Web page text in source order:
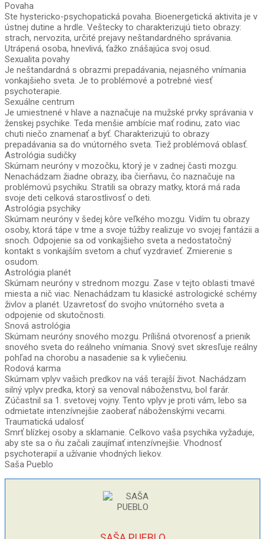
Povaha
Ste hystericko-psychopatická povaha. Bioenergetická aktivita je v
ústnej dutine a hrdle. Veštecky to charakterizujú tieto obrazy:
strach, nervozita, určité prejavy neštandardného správania.
Utrápená osoba, hnevlivá, ťažko znášajúca svoj osud.
Sexualita povahy
Je neštandardná s obrazmi prepadávania, nejasného vnímania
vonkajšieho sveta. Je to problémové a potrebné viesť
psychoterapie.
Sexuálne centrum
Je umiestnené v hlave a naznačuje na mužské prvky správania v
ženskej psychike. Teda menšie ambície mať rodinu, zato viac
chuti niečo znamenať a byť. Charakterizujú to obrazy
prepadávania sa do vnútorného sveta. Tiež problémová oblasť.
Astrológia sudičky
Skúmam neuróny v mozočku, ktorý je v zadnej časti mozgu.
Nenachádzam žiadne obrazy, iba čierňavu, čo naznačuje na
problémovú psychiku. Stratili sa obrazy matky, ktorá má rada
svoje deti celková starostlivosť o deti.
Astrológia psychiky
Skúmam neuróny v šedej kôre veľkého mozgu. Vidím tu obrazy
osoby, ktorá tápe v tme a svoje túžby realizuje vo svojej fantázii a
snoch. Odpojenie sa od vonkajšieho sveta a nedostatočný
kontakt s vonkajším svetom a chuť vyzdravieť. Zmierenie s
osudom.
Astrológia planét
Skúmam neuróny v strednom mozgu. Zase v tejto oblasti tmavé
miesta a nič viac. Nenachádzam tu klasické astrologické schémy
živlov a planét. Uzavretosť do svojho vnútorného sveta a
odpojenie od skutočnosti.
Snová astrológia
Skúmam neuróny snového mozgu. Prílišná otvorenosť a prienik
snového sveta do reálneho vnímania. Snový svet skresľuje reálny
pohľad na chorobu a nasadenie sa k vyliečeniu.
Rodová karma
Skúmam vplyv vašich predkov na váš terajší život. Nachádzam
silný vplyv predka, ktorý sa venoval náboženstvu, bol farár.
Zúčastnil sa 1. svetovej vojny. Tento vplyv je proti vám, lebo sa
odmietate intenzívnejšie zaoberať náboženskými vecami.
Traumatická udalosť
Smrť blízkej osoby a sklamanie. Celkovo vaša psychika vyžaduje,
aby ste sa o ňu začali zaujímať intenzívnejšie. Vhodnosť
psychoterapií a užívanie vhodných liekov.
Saša Pueblo